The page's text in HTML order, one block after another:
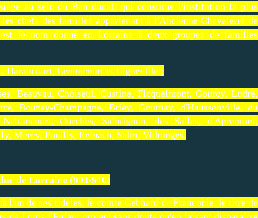
au sein du Ban ducal, qui constitue l'institution la plus
chefs des familles appartenant à l'Ancienne Chevalerie de
le nom donné en Lorraine à deux groupes de familles
Haraucourt, Lenoncourt et Lignéville ;
Beauvau, Choiseul, Custine, Ficquelmont, Gourcy, Ludre,
Bouzey-Champagne, Briey, Gournay, d'Haussonville, du
Ourches, Saintignon, des Salles, d'Apremont,
Mercy, Pouilly, Reinach, Salm, Vidranges.
de Lorraine (903-910)
l'un de ses fidèles, le comte Gebhard de Franconie, le titre de